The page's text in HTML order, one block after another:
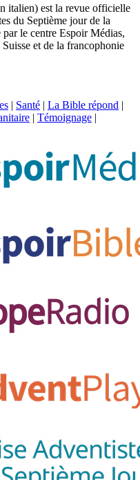
italien) est la revue officielle
du Septième jour de la
le centre Espoir Médias,
et de la francophonie
| Santé | La Bible répond |
| Témoignage |